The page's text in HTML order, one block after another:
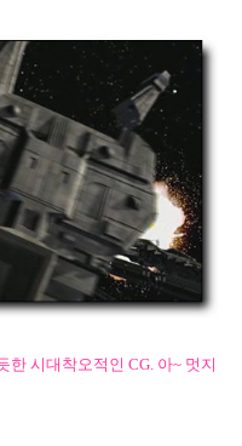
한 시대착오적인 CG. 아~ 멋지